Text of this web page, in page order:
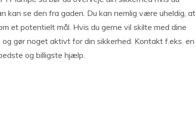
kan se den fra gaden. Du kan nemlig være uheldig, at
et potentielt mål. Hvis du gerne vil skilte med dine
gør noget aktivt for din sikkerhed. Kontakt f.eks. en
og billigste hjælp.